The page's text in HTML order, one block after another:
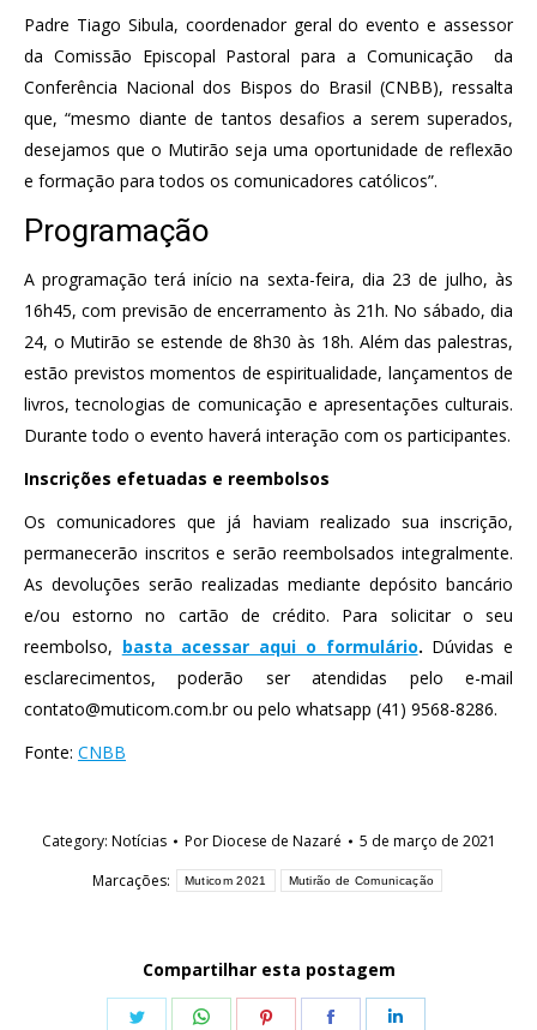
Padre Tiago Sibula, coordenador geral do evento e assessor
da Comissão Episcopal Pastoral para a Comunicação da
Conferência Nacional dos Bispos do Brasil (CNBB), ressalta
que, “mesmo diante de tantos desafios a serem superados,
desejamos que o Mutirão seja uma oportunidade de reflexão
e formação para todos os comunicadores católicos”.
Programação
A programação terá início na sexta-feira, dia 23 de julho, às
16h45, com previsão de encerramento às 21h. No sábado, dia
24, o Mutirão se estende de 8h30 às 18h. Além das palestras,
estão previstos momentos de espiritualidade, lançamentos de
livros, tecnologias de comunicação e apresentações culturais.
Durante todo o evento haverá interação com os participantes.
Inscrições efetuadas e reembolsos
Os comunicadores que já haviam realizado sua inscrição,
permanecerão inscritos e serão reembolsados integralmente.
As devoluções serão realizadas mediante depósito bancário
e/ou estorno no cartão de crédito. Para solicitar o seu
reembolso, basta acessar aqui o formulário. Dúvidas e
esclarecimentos, poderão ser atendidas pelo e-mail
contato@muticom.com.brou pelo whatsapp (41) 9568-8286.
Fonte: CNBB
Category: Notícias PorDiocese de Nazaré
5 de março de 2021
Marcações:
Muticom 2021 Mutirão de Comunicação
Compartilhar esta postagem
Share
Share
Share
Share